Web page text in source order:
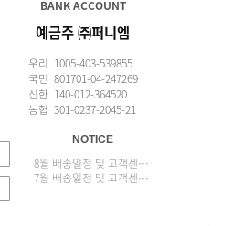
BANK ACCOUNT
예금주 ㈜퍼니엠
우리 1005-403-539855
국민 801701-04-247269
신한 140-012-364520
농협 301-0237-2045-21
NOTICE
8월 배송일정 및 고객센터 업무 안내
7월 배송일정 및 고객센터 업무 안내